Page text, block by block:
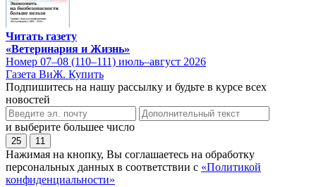
Читать газету
«Ветеринария и Жизнь»
Номер 07–08 (110–111) июль–август 2026
Газета ВиЖ. Купить
Подпишитесь на нашу рассылку и будьте в курсе всех
новостей
и выберите большее число
25 11
Нажимая на кнопку, Вы соглашаетесь на обработку
персональных данных в соответствии с «Политикой
конфиденциальности»